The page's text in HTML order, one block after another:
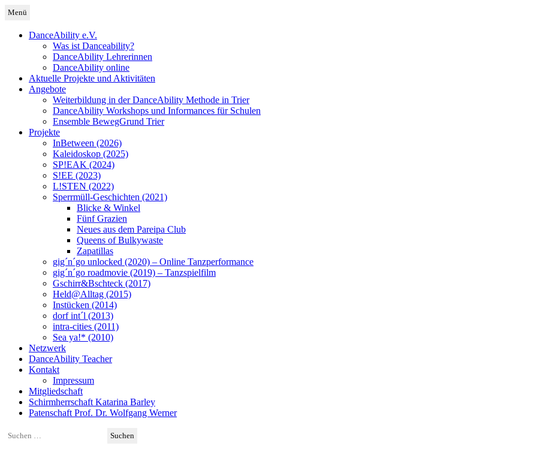
DanceAbility Deutschland
Menü
springen
DanceAbility e.V.
Was ist Danceability?
DanceAbility Lehrerinnen
DanceAbility online
Aktuelle Projekte und Aktivitäten
Angebote
Weiterbildung in der DanceAbility Methode in Trier
DanceAbility Workshops und Informances für Schulen
Ensemble BewegGrund Trier
Projekte
InBetween (2026)
Kaleidoskop (2025)
SP!EAK (2024)
S!EE (2023)
L!STEN (2022)
Sperrmüll-Geschichten (2021)
Blicke & Winkel
Fünf Grazien
Neues aus dem Pareipa Club
Queens of Bulkywaste
Zapatillas
gig´n´go unlocked (2020) – Online Tanzperformance
gig´n´go roadmovie (2019) – Tanzspielfilm
Gschirr&Bschteck (2017)
Held@Alltag (2015)
Instücken (2014)
dorf int´l (2013)
intra-cities (2011)
Sea ya!* (2010)
Netzwerk
DanceAbility Teacher
Kontakt
Impressum
Mitgliedschaft
Schirmherrschaft Katarina Barley
Patenschaft Prof. Dr. Wolfgang Werner
Suchen